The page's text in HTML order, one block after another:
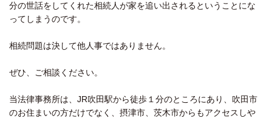
分の世話をしてくれた相続人が家を追い出されるということにな
ってしまうのです。
相続問題は決して他人事ではありません。
ぜひ、ご相談ください。
当法律事務所は、JR吹田駅から徒歩１分のところにあり、吹田市
のお住まいの方だけでなく、摂津市、茨木市からもアクセスしや